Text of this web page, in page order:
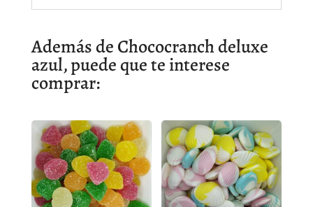
Además de Chococranch deluxe
azul, puede que te interese
comprar: